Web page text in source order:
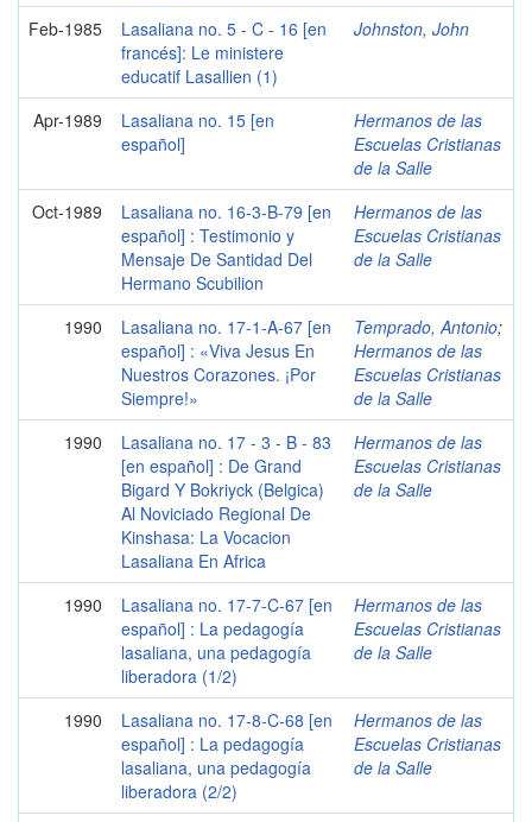
Feb-1985
Lasaliana no. 5 - C - 16 [en
francés]: Le ministere
educatif Lasallien (1)
Johnston, John
Apr-1989
Lasaliana no. 15 [en
español]
Hermanos de las
Escuelas Cristianas
de la Salle
Oct-1989
Lasaliana no. 16-3-B-79 [en
español] : Testimonio y
Mensaje De Santidad Del
Hermano Scubilion
Hermanos de las
Escuelas Cristianas
de la Salle
1990
Lasaliana no. 17-1-A-67 [en
español] : «Viva Jesus En
Nuestros Corazones. ¡Por
Siempre!»
Temprado, Antonio;
Hermanos de las
Escuelas Cristianas
de la Salle
1990
Lasaliana no. 17 - 3 - B - 83
[en español] : De Grand
Bigard Y Bokriyck (Belgica)
Al Noviciado Regional De
Kinshasa: La Vocacion
Lasaliana En Africa
Hermanos de las
Escuelas Cristianas
de la Salle
1990
Lasaliana no. 17-7-C-67 [en
español] : La pedagogía
lasaliana, una pedagogía
liberadora (1/2)
Hermanos de las
Escuelas Cristianas
de la Salle
1990
Lasaliana no. 17-8-C-68 [en
español] : La pedagogía
lasaliana, una pedagogía
liberadora (2/2)
Hermanos de las
Escuelas Cristianas
de la Salle